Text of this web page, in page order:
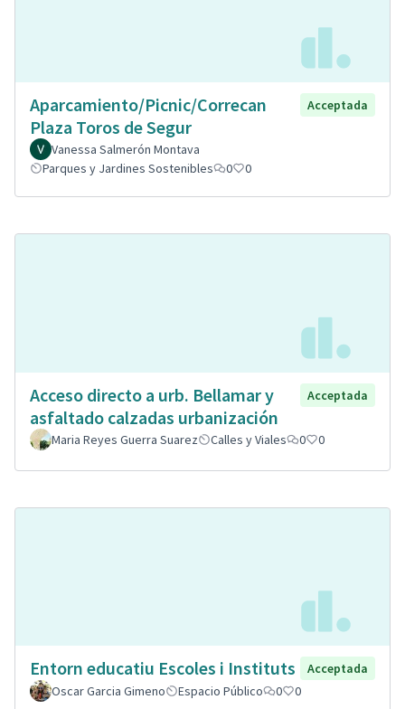
Aparcamiento/Picnic/Correcan
Plaza Toros de Segur
Acceptada
Vanessa Salmerón Montava
Parques y Jardines Sostenibles
0 0
Acceso directo a urb. Bellamar y
asfaltado calzadas urbanización
Acceptada
Maria Reyes Guerra Suarez Calles y Viales 0 0
Entorn educatiu Escoles i Instituts
Acceptada
Oscar Garcia Gimeno
Espacio Público 0 0